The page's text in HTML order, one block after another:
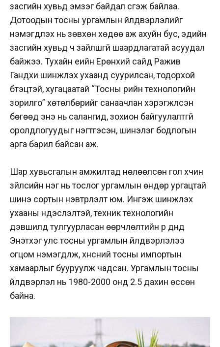
засгийн хувьд эмзэг байдал үүсгэж байлаа.
Дотоодын тосны ургамлын үйлдвэрлэлийг
нэмэгдүүлэх нь зөвхөн хөдөө аж ахуйн бус, эдийн
засгийн хувьд ч зайлшгүй шаардлагатай асуудал
байжээ. Тухайн үеийн Ерөнхий сайд Ражив
Гандхи шинжлэх ухаанд суурилсан, тодорхой
бүтэцтэй, хугацаатай “Тосны үрийн технологийн
зорилго” хөтөлбөрийг санаачлан хэрэгжүүлсэн
бөгөөд энэ нь салангид, зохион байгуулалтгүй
оролдлогуудыг нэгтгэсэн, шинэлэг бодлогын
арга барил байсан аж.
Шар хувьсгалын амжилтад нөлөөлсөн гол хүчин
зүйлсийн нэг нь тослог ургамлын өндөр ургацтай
шинэ сортын нэвтрүүлэлт юм. Ингэж шинжлэх
ухааны үндэслэлтэй, техник технологийн
дэвшилд тулгуурласан өөрчлөлтийн үр дүнд
Энэтхэг улс тосны ургамлын үйлдвэрлэлээ
огцом нэмэгдүүлж, хүнсний тосны импортын
хамаарлыг бууруулж чадсан. Ургамлын тосны
үйлдвэрлэл нь 1980-2000 онд 2.5 дахин өссөн
байна.